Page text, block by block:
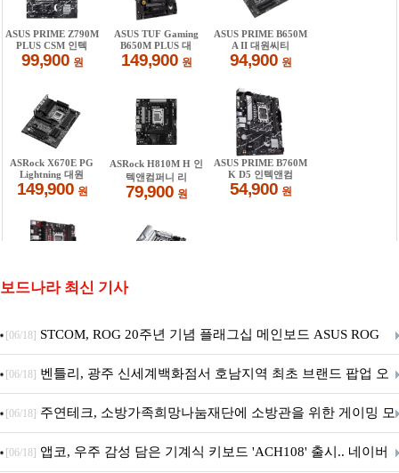
보드나라 최신 기사
[06/18] STCOM, ROG 20주년 기념 플래그십 메인보드 ASUS ROG
Crosshair X870E EDITION 20 국내 출시 예정
[06/18] 벤틀리, 광주 신세계백화점서 호남지역 최초 브랜드 팝업 오
픈
[06/18] 주연테크, 소방가족희망나눔재단에 소방관을 위한 게이밍 모
니터·스마트 펫 침대 기부
[06/18] 앱코, 우주 감성 담은 기계식 키보드 'ACH108' 출시.. 네이버